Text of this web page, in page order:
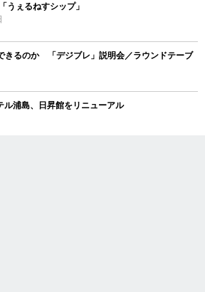
うぇるねすシップ」
きるのか 「デジブレ」説明会／ラウンドテーブ
浦島、日昇館をリニューアル